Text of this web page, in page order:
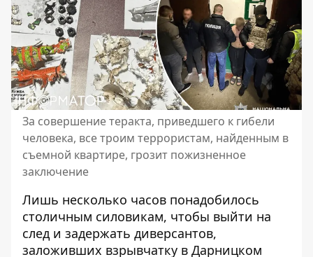
За совершение теракта, приведшего к гибели
человека, все троим террористам, найденным в
съемной квартире, грозит пожизненное
заключение
Лишь несколько часов понадобилось
столичным силовикам, чтобы выйти на
след и задержать диверсантов,
заложивших взрывчатку в Дарницком